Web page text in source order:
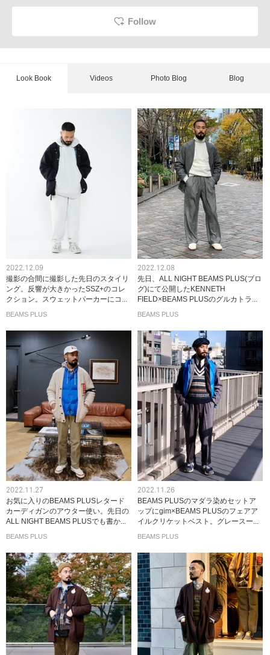
Follow
Look Book Videos Photo Blog Blog
2022.12.09
撮影の合間に撮影した先日のスタイリ
ング。反響が大きかったSSZ+のコレ
クション。スウェットパーカーにコ...
BEAMS PLUS
2022.12.08
先日、ALL NIGHT BEAMS PLUS(ブロ
グ)にて公開したKENNETH
FIELD×BEAMS PLUSのグルカトラ...
BEAMS PLUS
2022.11.27
お気に入りのBEAMS PLUSレタード
カーディガンのアウター使い。先日の
ALL NIGHT BEAMS PLUSでも書か...
BEAMS PLUS
2022.11.26
BEAMS PLUSのマダラ染めセットア
ップにgim×BEAMS PLUSのフェアア
イルクリケットベスト。グレースー...
BEAMS PLUS